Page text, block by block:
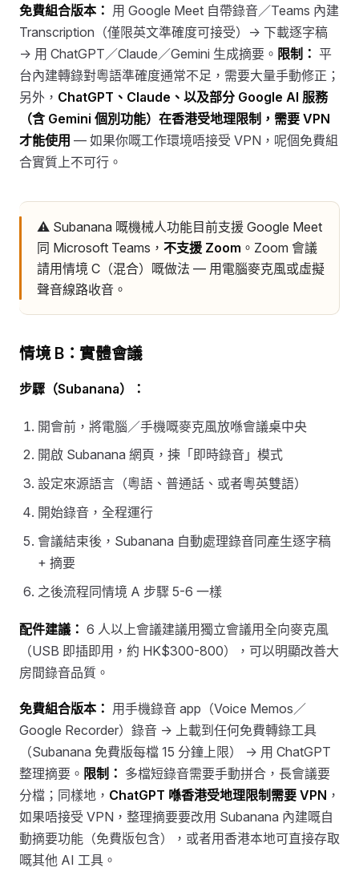
免費組合版本： 用 Google Meet 自帶錄音／Teams 內建
Transcription（僅限英文準確度可接受）→ 下載逐字稿
→ 用 ChatGPT／Claude／Gemini 生成摘要。 限制： 平
台內建轉錄對粵語準確度通常不足，需要大量手動修正；
另外， ChatGPT、Claude、以及部分 Google AI 服務
（含 Gemini 個別功能）在香港受地理限制，需要 VPN
才能使用 — 如果你嘅工作環境唔接受 VPN，呢個免費組
合實質上不可行。
⚠️ Subanana 嘅機械人功能目前支援 Google Meet
同 Microsoft Teams， 不支援 Zoom 。Zoom 會議
請用情境 C（混合）嘅做法 — 用電腦麥克風或虛擬
聲音線路收音。
情境 B：實體會議
步驟（Subanana）：
開會前，將電腦／手機嘅麥克風放喺會議桌中央
開啟 Subanana 網頁，揀「即時錄音」模式
設定來源語言（粵語、普通話、或者粵英雙語）
開始錄音，全程運行
會議結束後，Subanana 自動處理錄音同產生逐字稿
+ 摘要
之後流程同情境 A 步驟 5-6 一樣
配件建議： 6 人以上會議建議用獨立會議用全向麥克風
（USB 即插即用，約 HK$300-800），可以明顯改善大
房間錄音品質。
免費組合版本： 用手機錄音 app（Voice Memos／
Google Recorder）錄音 → 上載到任何免費轉錄工具
（Subanana 免費版每檔 15 分鐘上限） → 用 ChatGPT
整理摘要。 限制： 多檔短錄音需要手動拼合，長會議要
分檔；同樣地， ChatGPT 喺香港受地理限制需要 VPN ，
如果唔接受 VPN，整理摘要要改用 Subanana 內建嘅自
動摘要功能（免費版包含），或者用香港本地可直接存取
嘅其他 AI 工具。